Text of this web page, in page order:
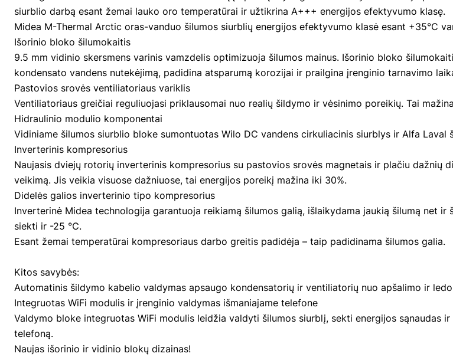
siurblio darbą esant žemai lauko oro temperatūrai ir užtikrina A+++ energijos efektyvumo klasę.
Midea M-Thermal Arctic oras-vanduo šilumos siurblių energijos efektyvumo klasė esant +35℃
Išorinio bloko šilumokaitis
9.5 mm vidinio skersmens varinis vamzdelis optimizuoja šilumos mainus. Išorinio bloko
kondensato vandens nutekėjimą, padidina atsparumą korozijai ir prailgina įrenginio tarnavimo
Pastovios srovės ventiliatoriaus variklis
Ventiliatoriaus greičiai reguliuojasi priklausomai nuo realių šildymo ir vėsinimo poreikių. Tai
Hidraulinio modulio komponentai
Vidiniame šilumos siurblio bloke sumontuotas Wilo DC vandens cirkuliacinis siurblys ir Alfa
Inverterinis kompresorius
Naujasis dviejų rotorių inverterinis kompresorius su pastovios srovės magnetais ir plačiu dažnių
veikimą. Jis veikia visuose dažniuose, tai energijos poreikį mažina iki 30%.
Didelės galios inverterinio tipo kompresorius
Inverterinė Midea technologija garantuoja reikiamą šilumos galią, išlaikydama jaukią šilumą net
siekti ir -25 ℃.
Esant žemai temperatūrai kompresoriaus darbo greitis padidėja – taip padidinama šilumos galia.
Kitos savybės:
Automatinis šildymo kabelio valdymas apsaugo kondensatorių ir ventiliatorių nuo apšalimo ir
Integruotas WiFi modulis ir įrenginio valdymas išmaniajame telefone
Valdymo bloke integruotas WiFi modulis leidžia valdyti šilumos siurblį, sekti energijos sąnaudas
telefoną.
Naujas išorinio ir vidinio blokų dizainas!